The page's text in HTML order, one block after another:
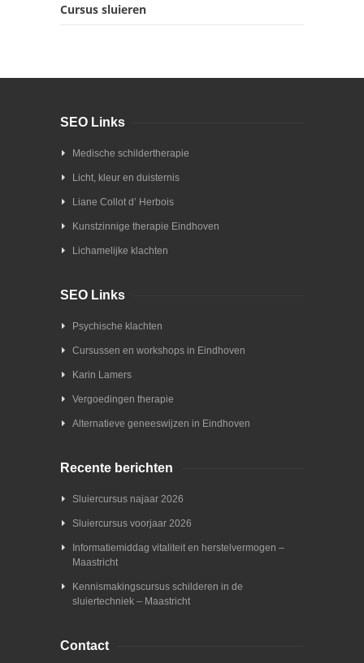
Cursus sluieren
SEO Links
Medische schildertherapie
Licht, kleur en duisternis
Liane Collot d’ Herbois
Kunstzinnige therapie Eindhoven
Lichamelijke klachten
SEO Links
Psychische klachten
Cursussen en workshops in Eindhoven
Karin Lamers
Vergoedingen therapie
Alternatieve geneeswijzen in Eindhoven
Recente berichten
Sluiercursus najaar 2026
Sluiercursus voorjaar 2026
Informatiemiddag vitaliteit en herstelvermogen –
Maastricht
Kennismakingscursus schilderen in de
sluiertechniek – Maastricht
Contact